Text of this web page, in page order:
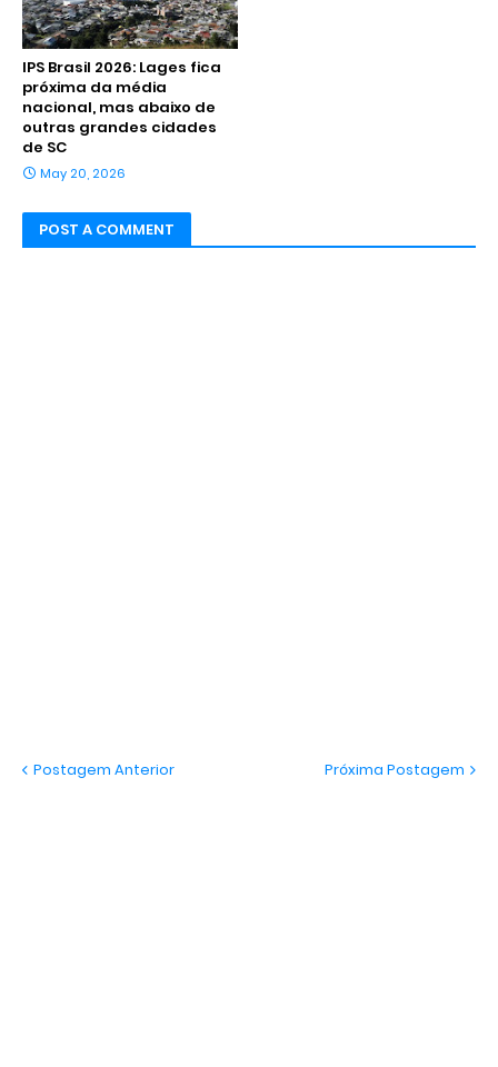
IPS Brasil 2026: Lages fica
próxima da média
nacional, mas abaixo de
outras grandes cidades
de SC
May 20, 2026
POST A COMMENT
Postagem Anterior Próxima Postagem